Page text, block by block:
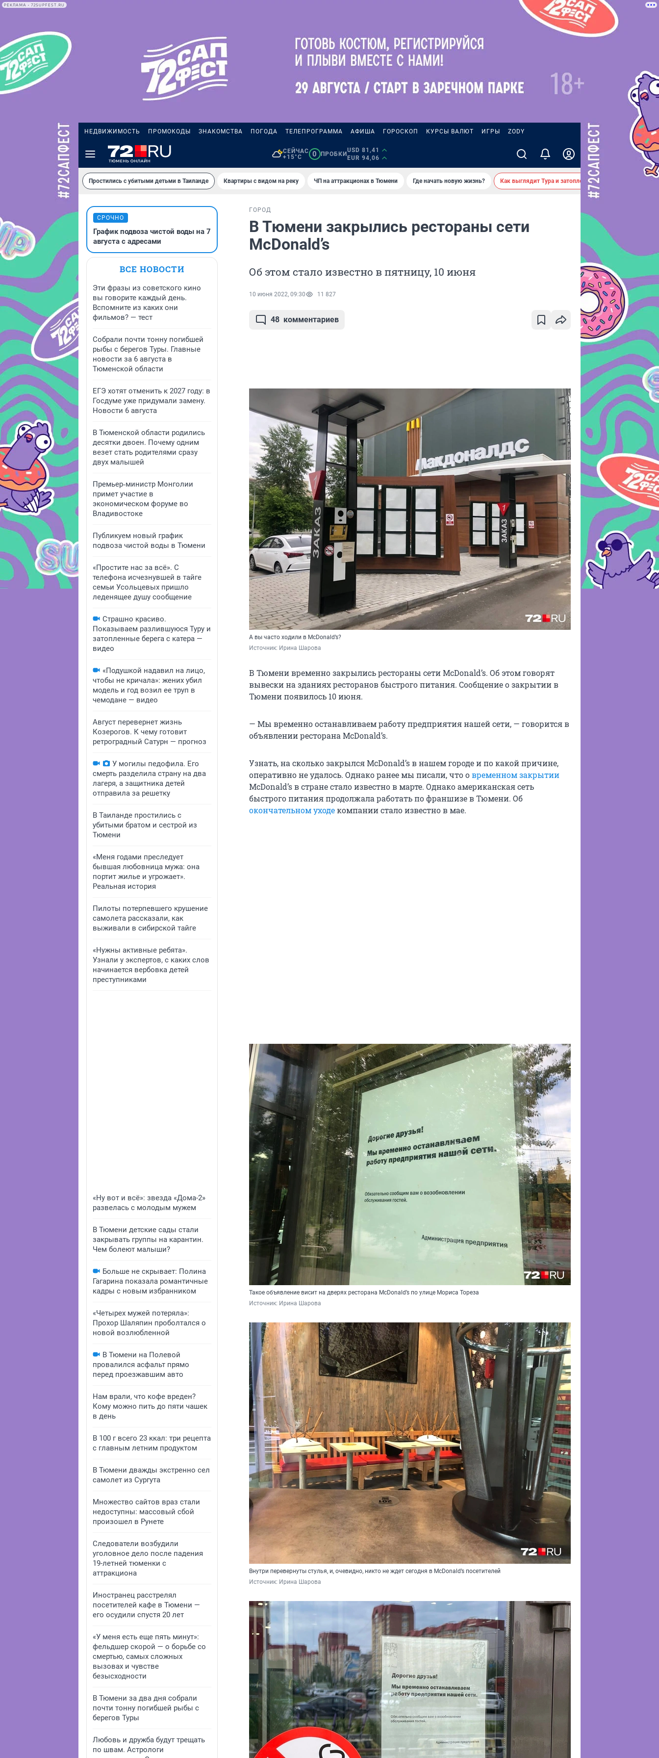
РЕКЛАМА • 72SUPFEST.RU
НЕДВИЖИМОСТЬ ПРОМОКОДЫ ЗНАКОМСТВА ПОГОДА ТЕЛЕПРОГРАММА АФИША ГОРОСКОП КУРСЫ ВАЛЮТ ИГРЫ ZODY
СЕЙЧАС
+15°C
0 ПРОБКИ
USD 81,41
EUR 94,06
Простились с убитыми детьми в Таиланде Квартиры с видом на реку ЧП на аттракционах в Тюмени Где начать новую жизнь? Как выглядит Тура и затопленные берега — вид с реки
СРОЧНО
График подвоза чистой воды на 7
августа с адресами
ВСЕ НОВОСТИ
Эти фразы из советского кино
вы говорите каждый день.
Вспомните из каких они
фильмов? — тест
Собрали почти тонну погибшей
рыбы с берегов Туры. Главные
новости за 6 августа в
Тюменской области
ЕГЭ хотят отменить к 2027 году: в
Госдуме уже придумали замену.
Новости 6 августа
В Тюменской области родились
десятки двоен. Почему одним
везет стать родителями сразу
двух малышей
Премьер‑министр Монголии
примет участие в
экономическом форуме во
Владивостоке
Публикуем новый график
подвоза чистой воды в Тюмени
«Простите нас за всё». С
телефона исчезнувшей в тайге
семьи Усольцевых пришло
леденящее душу сообщение
Страшно красиво.
Показываем разлившуюся Туру и
затопленные берега с катера —
видео
«Подушкой надавил на лицо,
чтобы не кричала»: жених убил
модель и год возил ее труп в
чемодане — видео
Август перевернет жизнь
Козерогов. К чему готовит
ретроградный Сатурн — прогноз
У могилы педофила. Его
смерть разделила страну на два
лагеря, а защитника детей
отправила за решетку
В Таиланде простились с
убитыми братом и сестрой из
Тюмени
«Меня годами преследует
бывшая любовница мужа: она
портит жилье и угрожает».
Реальная история
Пилоты потерпевшего крушение
самолета рассказали, как
выживали в сибирской тайге
«Нужны активные ребята».
Узнали у экспертов, с каких слов
начинается вербовка детей
преступниками
«Ну вот и всё»: звезда «Дома-2»
развелась с молодым мужем
В Тюмени детские сады стали
закрывать группы на карантин.
Чем болеют малыши?
Больше не скрывает: Полина
Гагарина показала романтичные
кадры с новым избранником
«Четырех мужей потеряла»:
Прохор Шаляпин проболтался о
новой возлюбленной
В Тюмени на Полевой
провалился асфальт прямо
перед проезжавшим авто
Нам врали, что кофе вреден?
Кому можно пить до пяти чашек
в день
В 100 г всего 23 ккал: три рецепта
с главным летним продуктом
В Тюмени дважды экстренно сел
самолет из Сургута
Множество сайтов враз стали
недоступны: массовый сбой
произошел в Рунете
Следователи возбудили
уголовное дело после падения
19-летней тюменки с
аттракциона
Иностранец расстрелял
посетителей кафе в Тюмени —
его осудили спустя 20 лет
«У меня есть еще пять минут»:
фельдшер скорой — о борьбе со
смертью, самых сложных
вызовах и чувстве
безысходности
В Тюмени за два дня собрали
почти тонну погибшей рыбы с
берегов Туры
Любовь и дружба будут трещать
по швам. Астрологи
ГОРОД
В Тюмени закрылись рестораны сети
McDonald’s
Об этом стало известно в пятницу, 10 июня
10 июня 2022, 09:30 11 827
48 комментариев
А вы часто ходили в McDonald’s?
Источник: Ирина Шарова
В Тюмени временно закрылись рестораны сети McDonald’s. Об этом говорят
вывески на зданиях ресторанов быстрого питания. Сообщение о закрытии в
Тюмени появилось 10 июня.
— Мы временно останавливаем работу предприятия нашей сети, — говорится в
объявлении ресторана McDonald’s.
Узнать, на сколько закрылся McDonald’s в нашем городе и по какой причине,
оперативно не удалось. Однако ранее мы писали, что овременном закрытии
McDonald’s в стране стало известно в марте. Однако американская сеть
быстрого питания продолжала работать по франшизе в Тюмени. Об
окончательном уходекомпании стало известно в мае.
Такое объявление висит на дверях ресторана McDonald’s по улице Мориса Тореза
Источник: Ирина Шарова
Внутри перевернуты стулья, и, очевидно, никто не ждет сегодня в McDonald’s посетителей
Источник: Ирина Шарова